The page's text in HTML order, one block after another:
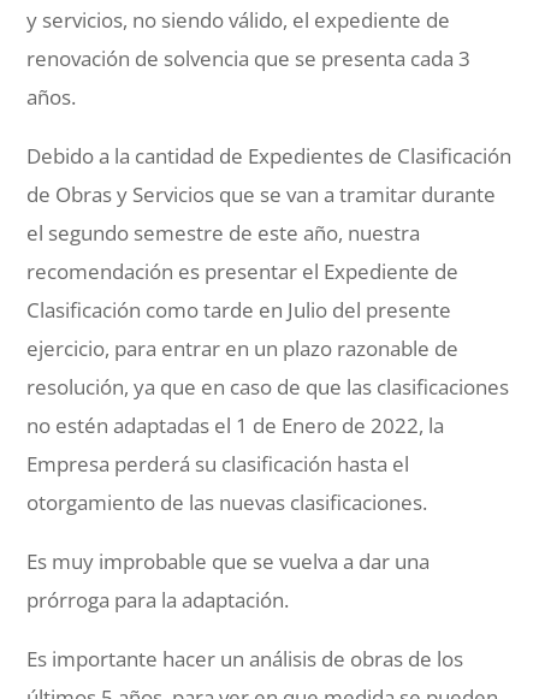
y servicios, no siendo válido, el expediente de
renovación de solvencia que se presenta cada 3
años.
Debido a la cantidad de Expedientes de Clasificación
de Obras y Servicios que se van a tramitar durante
el segundo semestre de este año, nuestra
recomendación es presentar el Expediente de
Clasificación como tarde en Julio del presente
ejercicio, para entrar en un plazo razonable de
resolución, ya que en caso de que las clasificaciones
no estén adaptadas el 1 de Enero de 2022, la
Empresa perderá su clasificación hasta el
otorgamiento de las nuevas clasificaciones.
Es muy improbable que se vuelva a dar una
prórroga para la adaptación.
Es importante hacer un análisis de obras de los